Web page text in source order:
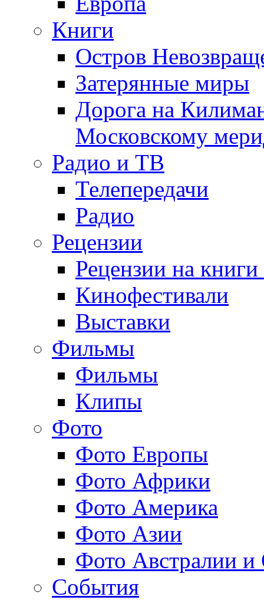
Книги
Остров
Затерянные миры
Дорога на
Московскому
Радио и ТВ
Телепередачи
Радио
Рецензии
Рецензии на
Кинофестивали
Выставки
Фильмы
Фильмы
Клипы
Фото
Фото Европы
Фото Африки
Фото Америка
Фото Азии
Фото Австралии и
События